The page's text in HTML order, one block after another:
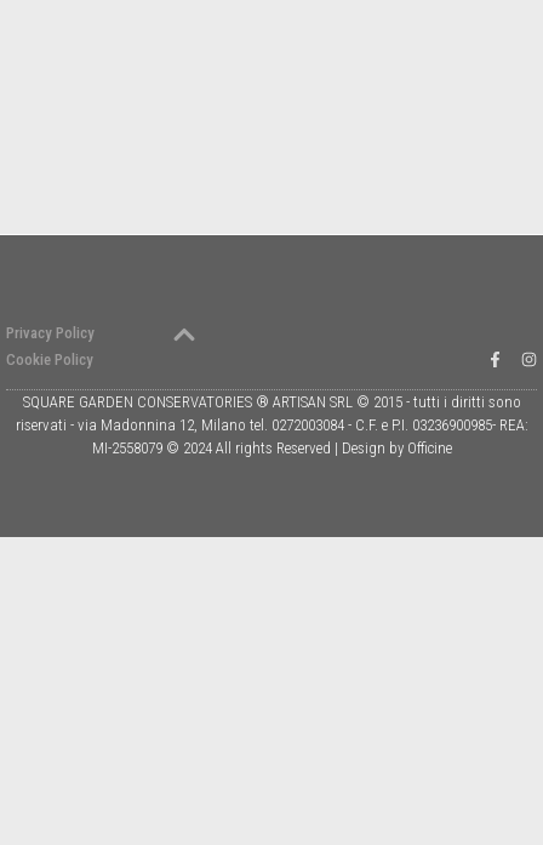
Privacy Policy
Cookie Policy
SQUARE GARDEN CONSERVATORIES ® ARTISAN SRL © 2015 - tutti i diritti sono
riservati - via Madonnina 12, Milano tel. 0272003084 - C.F. e P.I. 03236900985- REA:
MI-2558079 © 2024 All rights Reserved | Design by Officine